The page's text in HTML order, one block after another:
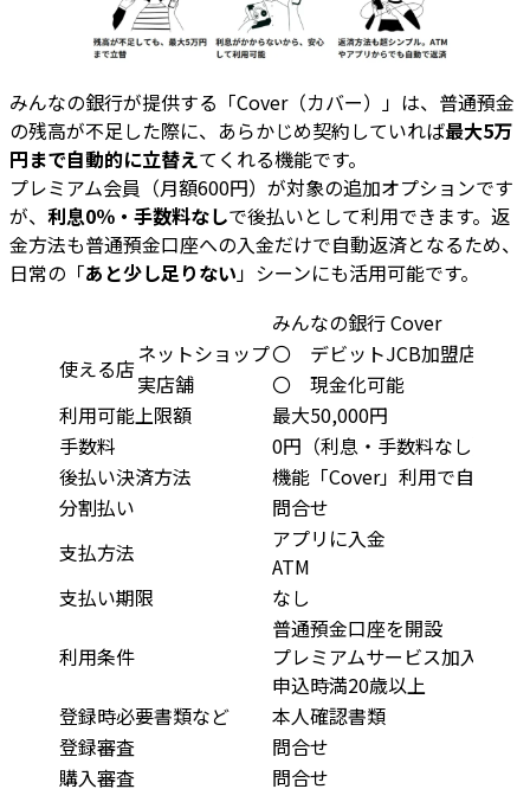
みんなの銀行が提供する「Cover（カバー）」は、普通預金
の残高が不足した際に、あらかじめ契約していれば最大5万
円まで自動的に立替えてくれる機能です。
プレミアム会員（月額600円）が対象の追加オプションです
が、 利息0％・手数料なしで後払いとして利用できます。返
金方法も普通預金口座への入金だけで自動返済となるため、
日常の「あと少し足りない」シーンにも活用可能です。
みんなの銀行 Cover
使える店
ネットショップ〇 デビットJCB加盟店
実店舗
〇 現金化可能
利用可能上限額
最大50,000円
手数料
0円（利息・手数料なし）
後払い決済方法
機能「Cover」利用で自動立
分割払い
問合せ
支払方法
アプリに入金
ATM
支払い期限
なし
利用条件
普通預金口座を開設
プレミアムサービス加入
申込時満20歳以上
登録時必要書類など
本人確認書類
登録審査
問合せ
購入審査
問合せ